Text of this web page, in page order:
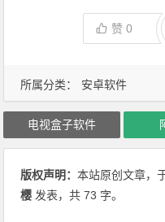
所属分类： 安卓软件
赞0
电视盒子软件
版权声明：本站原创文章，
樱 发表，共 73 字。